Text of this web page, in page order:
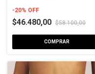
-20% OFF
$46.480,00 $58.100,00
COMPRAR